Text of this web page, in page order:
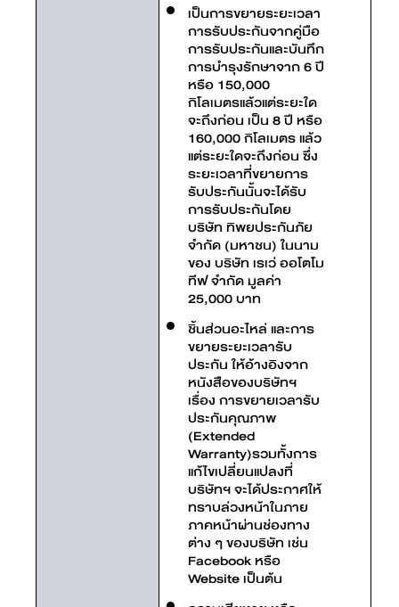
เป็นการขยายระยะเวลา
การรับประกันจากคู่มือ
การรับประกันและบันทึก
การบำรุงรักษาจาก 6 ปี
หรือ 150,000
กิโลเมตรแล้วแต่ระยะใด
จะถึงก่อน เป็น 8 ปี หรือ
160,000 กิโลเมตร แล้ว
แต่ระยะใดจะถึงก่อน ซึ่ง
ระยะเวลาที่ขยายการ
รับประกันนั้นจะได้รับ
การรับประกันโดย
บริษัท ทิพยประกันภัย
จำกัด (มหาชน) ในนาม
ของ บริษัท เรเว่ ออโตโม
ทีฟ จำกัด มูลค่า
25,000 บาท
ชิ้นส่วนอะไหล่ และการ
ขยายระยะเวลารับ
ประกัน ให้อ้างอิงจาก
หนังสือของบริษัทฯ
เรื่อง การขยายเวลารับ
ประกันคุณภาพ
(Extended
Warranty)รวมทั้งการ
แก้ไขเปลี่ยนแปลงที่
บริษัทฯ จะได้ประกาศให้
ทราบล่วงหน้าในภาย
ภาคหน้าผ่านช่องทาง
ต่าง ๆ ของบริษัท เช่น
Facebook หรือ
Website เป็นต้น